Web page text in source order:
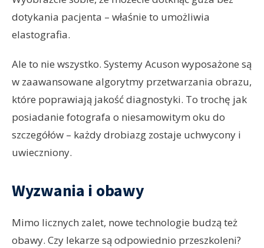
dotykania pacjenta – właśnie to umożliwia
elastografia.
Ale to nie wszystko. Systemy Acuson wyposażone są
w zaawansowane algorytmy przetwarzania obrazu,
które poprawiają jakość diagnostyki. To trochę jak
posiadanie fotografa o niesamowitym oku do
szczegółów – każdy drobiazg zostaje uchwycony i
uwieczniony.
Wyzwania i obawy
Mimo licznych zalet, nowe technologie budzą też
obawy. Czy lekarze są odpowiednio przeszkoleni?